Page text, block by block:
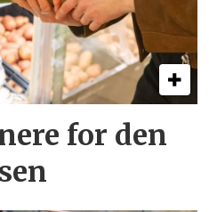
for den